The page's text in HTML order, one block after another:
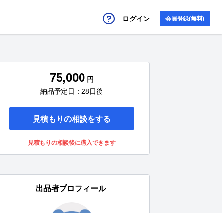
ログイン 会員登録(無料)
75,000 円
納品予定日：28日後
見積もりの相談をする
見積もりの相談後に購入できます
出品者プロフィール